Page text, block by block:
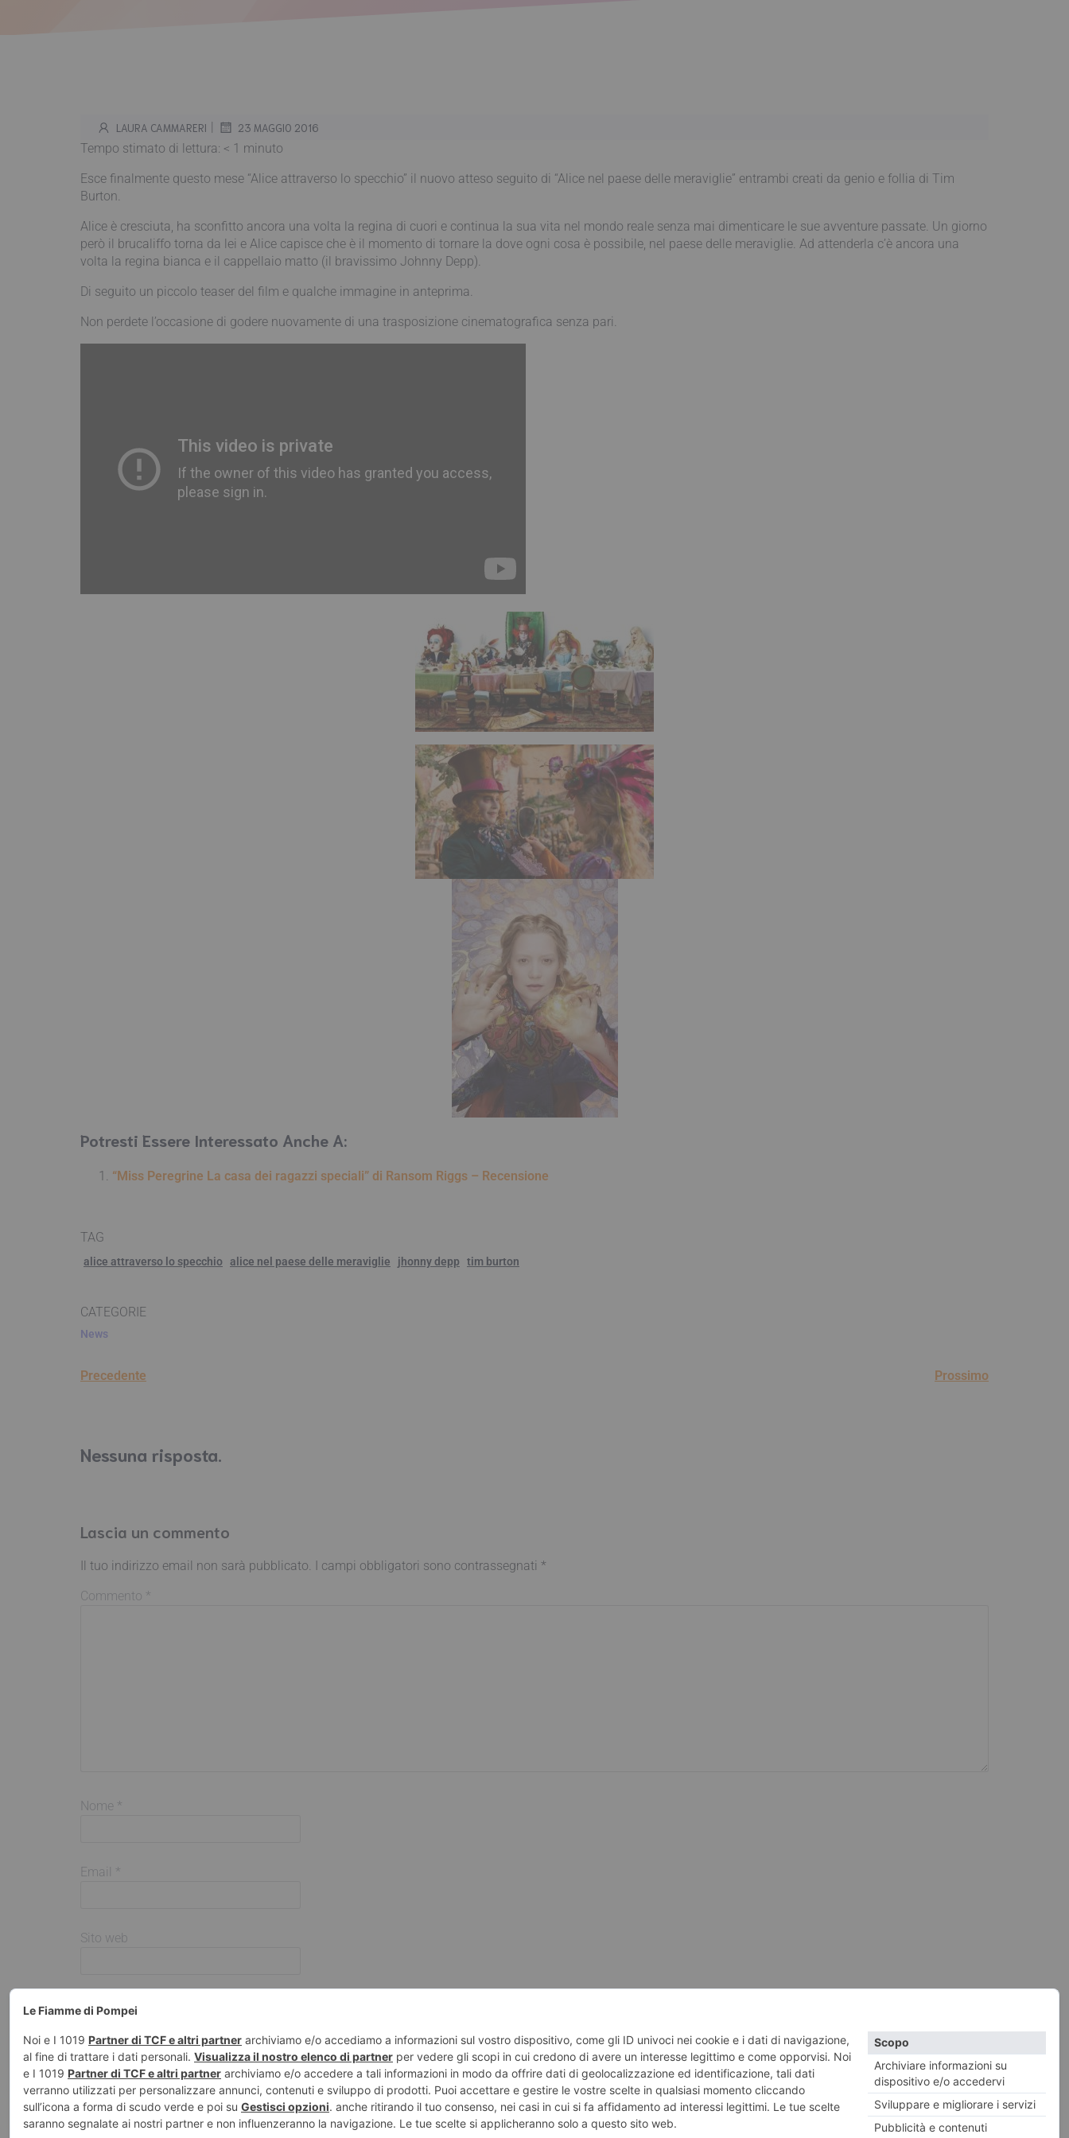
LAURA CAMMARERI | 23 MAGGIO 2016
Tempo stimato di lettura: < 1 minuto
Esce finalmente questo mese “Alice attraverso lo specchio” il nuovo atteso seguito di “Alice nel paese delle meraviglie” entrambi creati da genio e follia di Tim
Burton.
Alice è cresciuta, ha sconfitto ancora una volta la regina di cuori e continua la sua vita nel mondo reale senza mai dimenticare le sue avventure passate. Un giorno
però il brucaliffo torna da lei e Alice capisce che è il momento di tornare la dove ogni cosa è possibile, nel paese delle meraviglie. Ad attenderla c’è ancora una
volta la regina bianca e il cappellaio matto (il bravissimo Johnny Depp).
Di seguito un piccolo teaser del film e qualche immagine in anteprima.
Non perdete l’occasione di godere nuovamente di una trasposizione cinematografica senza pari.
Potresti Essere Interessato Anche A:
“Miss Peregrine La casa dei ragazzi speciali” di Ransom Riggs – Recensione
TAG
alice attraverso lo specchio alice nel paese delle meraviglie jhonny depp tim burton
CATEGORIE
News
Precedente Prossimo
Nessuna risposta.
Lascia un commento
Il tuo indirizzo email non sarà pubblicato. I campi obbligatori sono contrassegnati *
Commento *
Nome *
Email *
Sito web